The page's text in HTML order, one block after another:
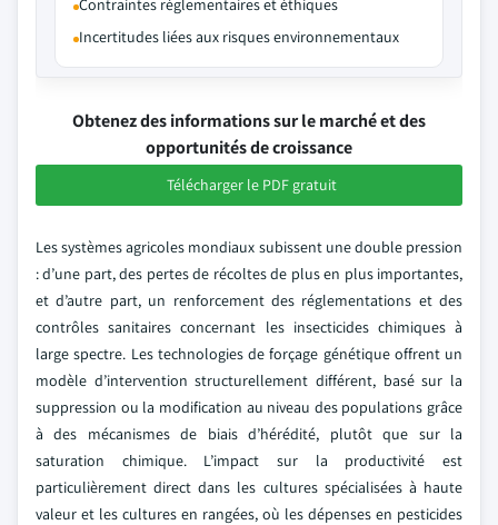
Contraintes réglementaires et éthiques
Incertitudes liées aux risques environnementaux
Obtenez des informations sur le marché et des
opportunités de croissance
Télécharger le PDF gratuit
Les systèmes agricoles mondiaux subissent une double pression
: d’une part, des pertes de récoltes de plus en plus importantes,
et d’autre part, un renforcement des réglementations et des
contrôles sanitaires concernant les insecticides chimiques à
large spectre. Les technologies de forçage génétique offrent un
modèle d’intervention structurellement différent, basé sur la
suppression ou la modification au niveau des populations grâce
à des mécanismes de biais d’hérédité, plutôt que sur la
saturation chimique. L’impact sur la productivité est
particulièrement direct dans les cultures spécialisées à haute
valeur et les cultures en rangées, où les dépenses en pesticides